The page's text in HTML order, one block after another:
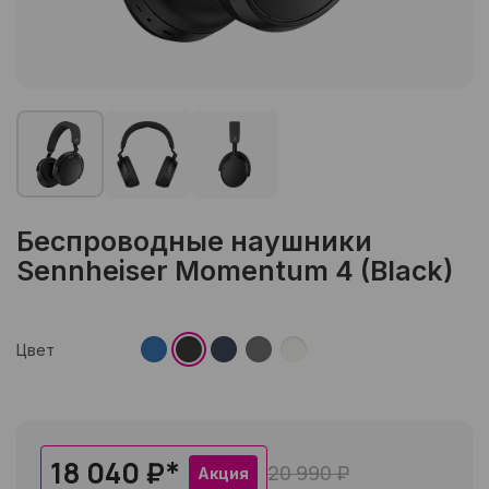
Беспроводные наушники
Sennheiser Momentum 4 (Black)
Цвет
18 040 ₽* Акция 20 990 ₽